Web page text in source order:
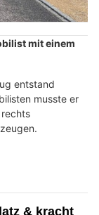
mit einem
entstand
musste er
& kracht